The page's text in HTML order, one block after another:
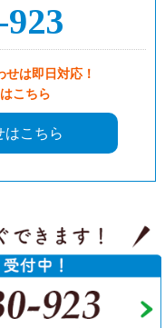
923
せは即日対応！
こちら
はこちら